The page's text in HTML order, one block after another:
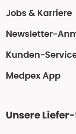
Jobs & Karriere
Newsletter-
Kunden-
Medpex App
Unsere